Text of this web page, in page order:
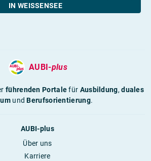
IN WEISSENSEE
AUBI-plus
führenden Portalefür Ausbildung,duales
undBerufsorientierung.
AUBI-plus
Über uns
Karriere